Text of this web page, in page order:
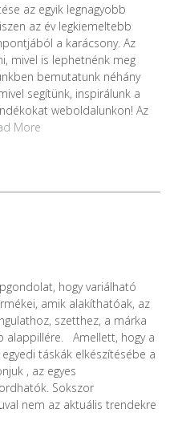
az egyik legnagyobb
az év legkiemeltebb
a karácsony. Az
mivel is lephetnénk meg
bemutatunk néhány
segítünk, inspirálunk a
weboldalunkon! Az
More
hogy variálható
amik alakíthatóak, az
szetthez, a márka
alappillére. Amellett, hogy a
táskák elkészítésébe a
, az egyes
Sokszor
nem az aktuális trendekre